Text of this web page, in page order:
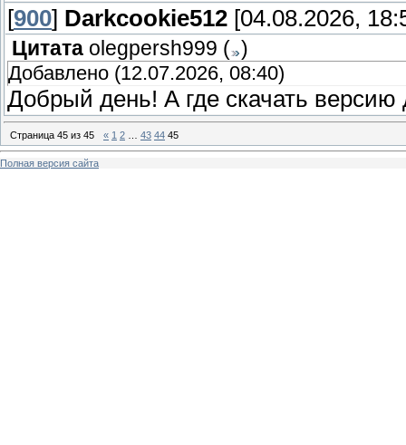
[900] Darkcookie512 [04.08.2026,
Цитата olegpersh999 ( )
Добавлено (12.07.2026, 08:40)
Добрый день! А где скачать версию
Страница 45 из 45 « 1 2 43 44 45
Полная версия сайта